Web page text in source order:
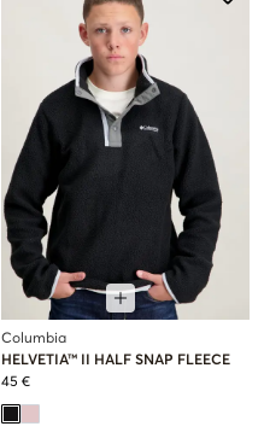
Columbia
HELVETIA™ II HALF SNAP FLEECE
45 €